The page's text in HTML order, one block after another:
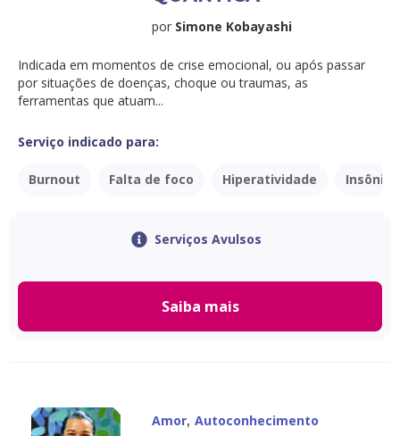
por Simone Kobayashi
Indicada em momentos de crise emocional, ou após passar
por situações de doenças, choque ou traumas, as
ferramentas que atuam...
Serviço indicado para:
Burnout Falta de foco Hiperatividade Insônia
Serviços Avulsos
Saiba mais
Amor, Autoconhecimento